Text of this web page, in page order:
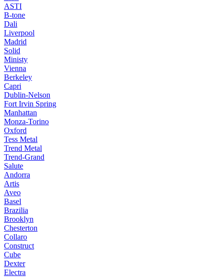
ASTI
B-tone
Dali
Liverpool
Madrid
Solid
Ministy
Vienna
Berkeley
Capri
Dublin-Nelson
Fort Irvin Spring
Manhattan
Monza-Torino
Oxford
Tess Metal
Trend Metal
Trend-Grand
Salute
Andorra
Artis
Aveo
Basel
Brazilia
Brooklyn
Chesterton
Collaro
Construct
Cube
Dexter
Electra